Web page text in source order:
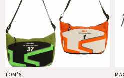
TOM’S